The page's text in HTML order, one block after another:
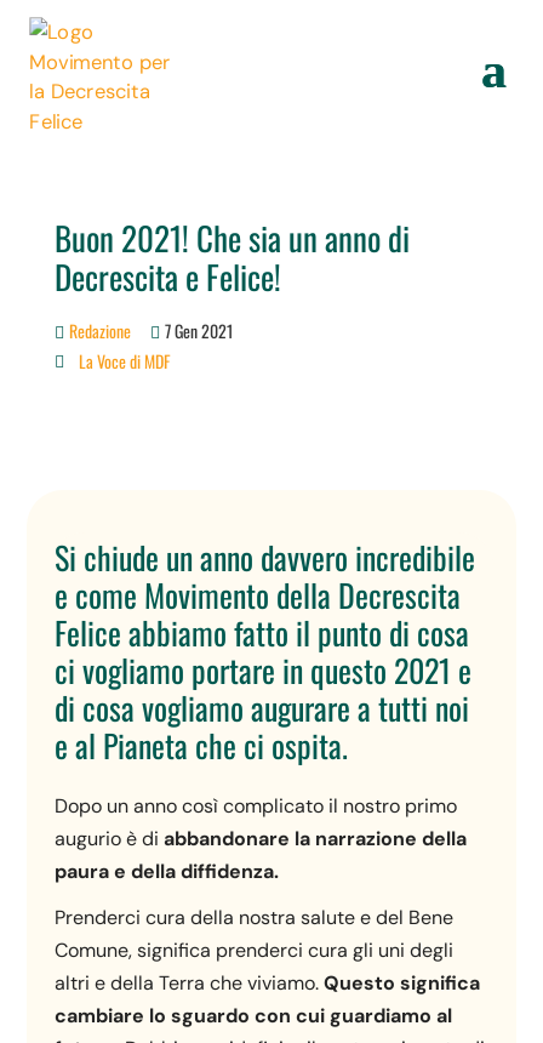
Buon 2021! Che sia un anno di
Decrescita e Felice!
Redazione 7 Gen 2021
 La Voce di MDF
Si chiude un anno davvero incredibile
e come Movimento della Decrescita
Felice abbiamo fatto il punto di cosa
ci vogliamo portare in questo 2021 e
di cosa vogliamo augurare a tutti noi
e al Pianeta che ci ospita.
Dopo un anno così complicato il nostro primo
augurio è diabbandonare la narrazione della
paura e della diffidenza.
Prenderci cura della nostra salute e del Bene
Comune, significa prenderci cura gli uni degli
altri e della Terra che viviamo.Questo significa
cambiare lo sguardo con cui guardiamo al